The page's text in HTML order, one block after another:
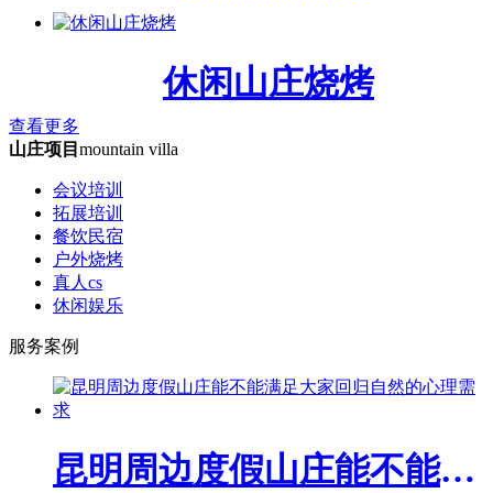
休闲山庄烧烤
查看更多
山庄项目 mountain villa
会议培训
拓展培训
餐饮民宿
户外烧烤
真人cs
休闲娱乐
服务案例
昆明周边度假山庄能不能满足大家回归自然的心理需求